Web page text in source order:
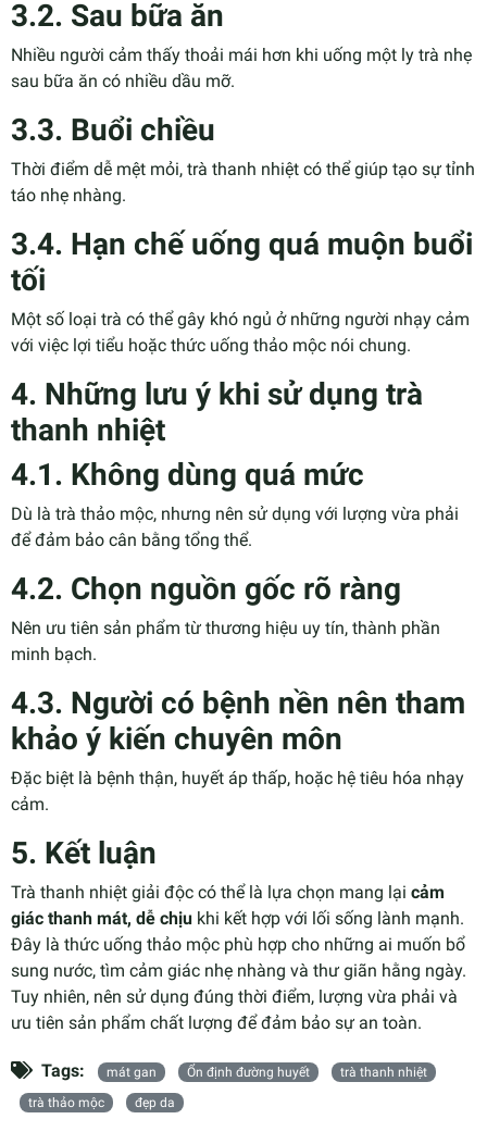
3.2. Sau bữa ăn
Nhiều người cảm thấy thoải mái hơn khi uống một ly trà nhẹ
sau bữa ăn có nhiều dầu mỡ.
3.3. Buổi chiều
Thời điểm dễ mệt mỏi, trà thanh nhiệt có thể giúp tạo sự tỉnh
táo nhẹ nhàng.
3.4. Hạn chế uống quá muộn buổi
tối
Một số loại trà có thể gây khó ngủ ở những người nhạy cảm
với việc lợi tiểu hoặc thức uống thảo mộc nói chung.
4. Những lưu ý khi sử dụng trà
thanh nhiệt
4.1. Không dùng quá mức
Dù là trà thảo mộc, nhưng nên sử dụng với lượng vừa phải
để đảm bảo cân bằng tổng thể.
4.2. Chọn nguồn gốc rõ ràng
Nên ưu tiên sản phẩm từ thương hiệu uy tín, thành phần
minh bạch.
4.3. Người có bệnh nền nên tham
khảo ý kiến chuyên môn
Đặc biệt là bệnh thận, huyết áp thấp, hoặc hệ tiêu hóa nhạy
cảm.
5. Kết luận
Trà thanh nhiệt giải độc có thể là lựa chọn mang lại cảm
giác thanh mát, dễ chịu khi kết hợp với lối sống lành mạnh.
Đây là thức uống thảo mộc phù hợp cho những ai muốn bổ
sung nước, tìm cảm giác nhẹ nhàng và thư giãn hằng ngày.
Tuy nhiên, nên sử dụng đúng thời điểm, lượng vừa phải và
ưu tiên sản phẩm chất lượng để đảm bảo sự an toàn.
Tags: mát gan Ổn định đường huyết
trà thanh nhiệt
trà thảo mộc
đẹp da